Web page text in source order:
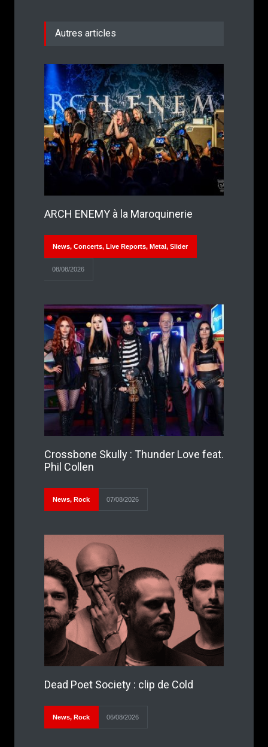
Autres articles
ARCH ENEMY à la Maroquinerie
News, Concerts, Live Reports, Metal, Slider
08/08/2026
Crossbone Skully : Thunder Love feat.
Phil Collen
News, Rock 07/08/2026
Dead Poet Society : clip de Cold
News, Rock 06/08/2026